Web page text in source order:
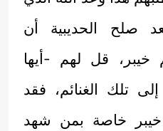
صلح الحديبية أن
خيبر، قل لهم -أيها
تلك الغنائم، فقد
خيبر خاصة بمن شهد